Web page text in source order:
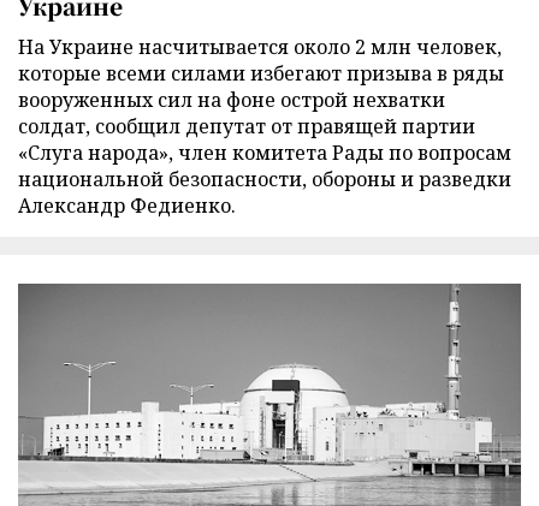
На Украине насчитывается около 2 млн человек,
которые всеми силами избегают призыва в ряды
вооруженных сил на фоне острой нехватки
солдат, сообщил депутат от правящей партии
«Слуга народа», член комитета Рады по вопросам
национальной безопасности, обороны и разведки
Александр Федиенко.